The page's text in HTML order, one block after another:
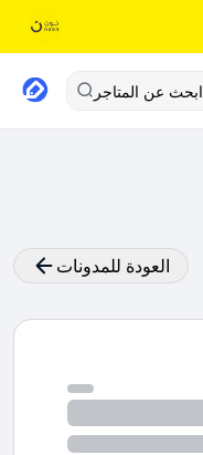
ابحث عن المتاجر
العودة للمدونات